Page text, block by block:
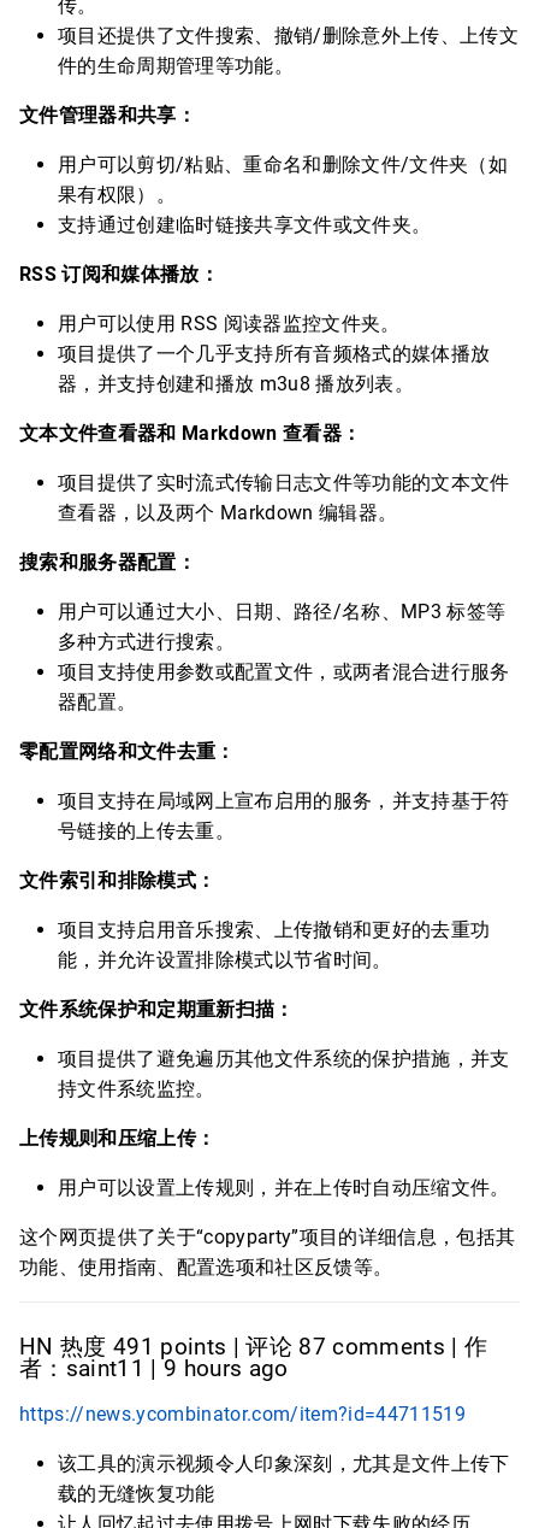
传。
项目还提供了文件搜索、撤销/删除意外上传、上传文
件的生命周期管理等功能。
文件管理器和共享：
用户可以剪切/粘贴、重命名和删除文件/文件夹（如
果有权限）。
支持通过创建临时链接共享文件或文件夹。
RSS 订阅和媒体播放：
用户可以使用 RSS 阅读器监控文件夹。
项目提供了一个几乎支持所有音频格式的媒体播放
器，并支持创建和播放 m3u8 播放列表。
文本文件查看器和 Markdown 查看器：
项目提供了实时流式传输日志文件等功能的文本文件
查看器，以及两个 Markdown 编辑器。
搜索和服务器配置：
用户可以通过大小、日期、路径/名称、MP3 标签等
多种方式进行搜索。
项目支持使用参数或配置文件，或两者混合进行服务
器配置。
零配置网络和文件去重：
项目支持在局域网上宣布启用的服务，并支持基于符
号链接的上传去重。
文件索引和排除模式：
项目支持启用音乐搜索、上传撤销和更好的去重功
能，并允许设置排除模式以节省时间。
文件系统保护和定期重新扫描：
项目提供了避免遍历其他文件系统的保护措施，并支
持文件系统监控。
上传规则和压缩上传：
用户可以设置上传规则，并在上传时自动压缩文件。
这个网页提供了关于“copyparty”项目的详细信息，包括其
功能、使用指南、配置选项和社区反馈等。
HN 热度 491 points | 评论 87 comments | 作
者：saint11 | 9 hours ago
https://news.ycombinator.com/item?id=44711519
该工具的演示视频令人印象深刻，尤其是文件上传下
载的无缝恢复功能